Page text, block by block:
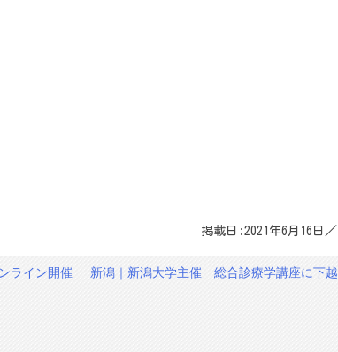
掲載日:2021年6月16日
ライン開催
新潟｜新潟大学主催 総合診療学講座に下越